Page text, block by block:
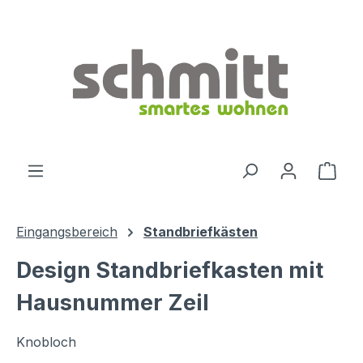
Eingangsbereich Standbriefkästen
Design Standbriefkasten mit
Hausnummer Zeil
Knobloch